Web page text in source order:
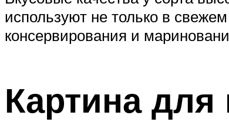
используют не только в
консервирования и
Картина